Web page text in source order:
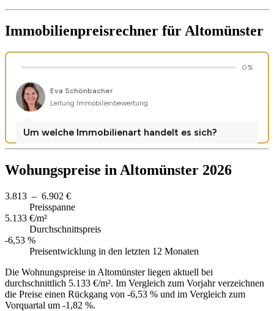
Immobilienpreisrechner für Altomünster
Wohungspreise in Altomünster 2026
3.813 – 6.902 €
Preisspanne
5.133 €/m²
Durchschnittspreis
-6,53 %
Preisentwicklung in den letzten 12 Monaten
Die Wohnungspreise in Altomünster liegen aktuell bei
durchschnittlich 5.133 €/m². Im Vergleich zum Vorjahr verzeichnen
die Preise einen Rückgang von -6,53 % und im Vergleich zum
Vorquartal um -1,82 %.